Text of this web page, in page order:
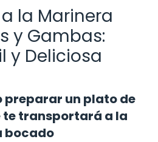
la Marinera
y Gambas:
y Deliciosa
preparar un plato de
te transportará a la
bocado